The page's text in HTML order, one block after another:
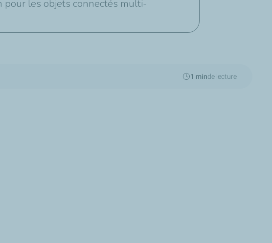
pour les objets connectés multi-
1 minde lecture